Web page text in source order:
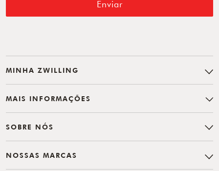
Enviar
MINHA ZWILLING
MAIS INFORMAÇÕES
SOBRE NÓS
NOSSAS MARCAS